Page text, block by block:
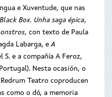
e Xuventude, que nas
Black Box. Unha saga épica,
, con texto de Paula
Labarga, eA
S. e a compañía A Feroz,
Nesta ocasión, o
Teatro coproducen
como o dó, a memoria